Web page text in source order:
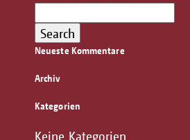
for:
Search
Neueste Kommentare
Archiv
Kategorien
Keine Kategorien